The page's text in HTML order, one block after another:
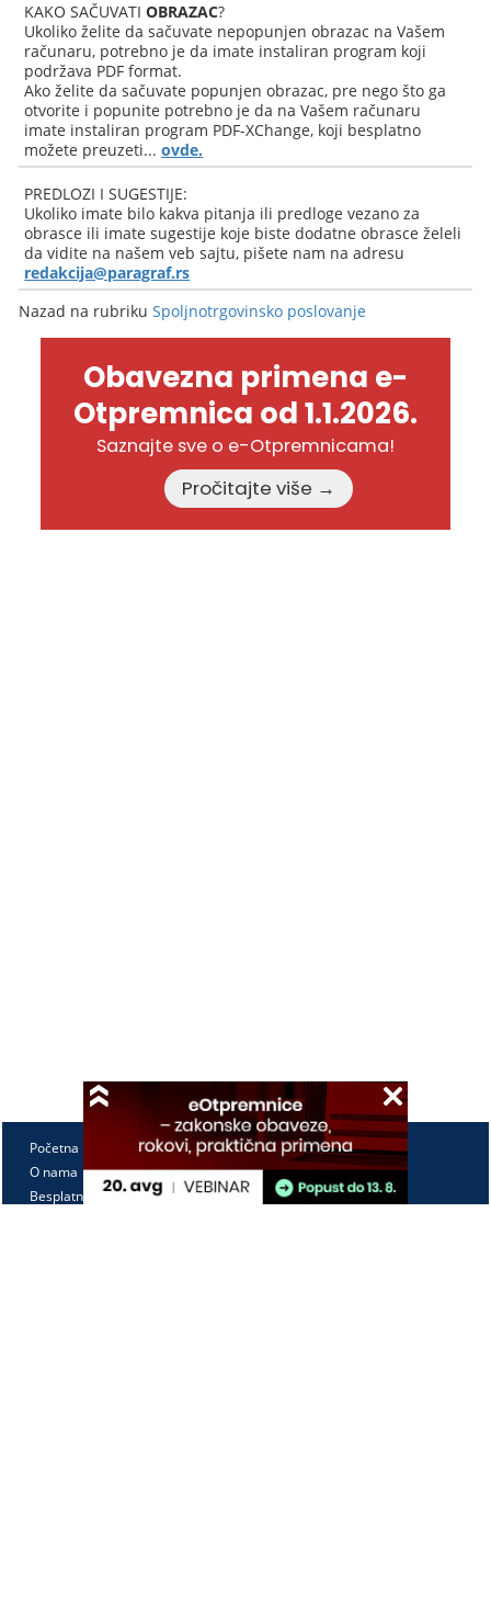
KAKO SAČUVATIOBRAZAC?
Ukoliko želite da sačuvate nepopunjen obrazac na Vašem
računaru, potrebno je da imate instaliran program koji
podržava PDF format.
Ako želite da sačuvate popunjen obrazac, pre nego što ga
otvorite i popunite potrebno je da na Vašem računaru
imate instaliran program PDF-XChange, koji besplatno
možete preuzeti...ovde.
PREDLOZI I SUGESTIJE:
Ukoliko imate bilo kakva pitanja ili predloge vezano za
obrasce ili imate sugestije koje biste dodatne obrasce želeli
da vidite na našem veb sajtu, pišete nam na adresu
redakcija@paragraf.rs
Nazad na rubrikuSpoljnotrgovinsko poslovanje
Obavezna primena e-
Otpremnica od 1.1.2026.
Saznajte sve o e-Otpremnicama!
Pročitajte više →
Početna
O nama
Besplatno